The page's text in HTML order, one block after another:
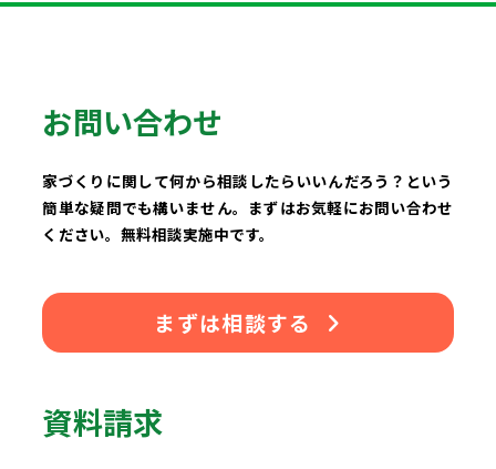
お問い合わせ
家づくりに関して何から相談したらいいんだろう？という
簡単な疑問でも構いません。まずはお気軽にお問い合わせ
ください。無料相談実施中です。
まずは相談する
資料請求